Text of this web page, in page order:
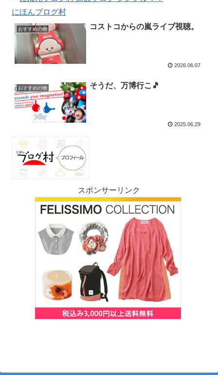
にほんブログ村
おすすめの物 コストコからの嵐ライブ視聴。
2026.06.07
おすすめの物 そうだ、万博行こ🎵
2025.06.29
スポンサーリンク